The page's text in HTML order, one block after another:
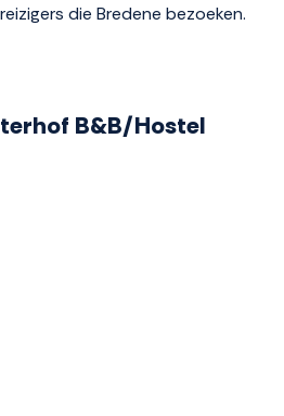
die Bredene bezoeken.
B&B/Hostel